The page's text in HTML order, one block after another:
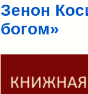
Зенон
богом»